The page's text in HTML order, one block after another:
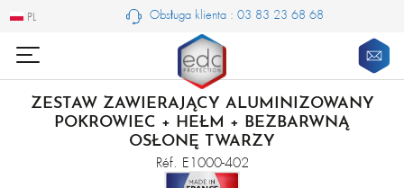
PL
PL Obsługa klienta : 03 83 23 68 68
ZESTAW ZAWIERAJĄCY ALUMINIZOWANY
POKROWIEC + HEŁM + BEZBARWNĄ
OSŁONĘ TWARZY
Réf. E1000-402